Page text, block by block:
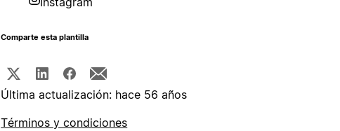
Comparte esta plantilla
Última actualización: hace 56 años
Términos y condiciones